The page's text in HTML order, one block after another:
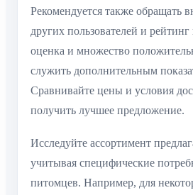
Рекомендуется также обращать
других пользователей и
оценка и множество
служить дополнительным
Сравнивайте цены и условия
получить лучшее предложение.
Исследуйте ассортимент
учитывая специфические
питомцев. Например, для